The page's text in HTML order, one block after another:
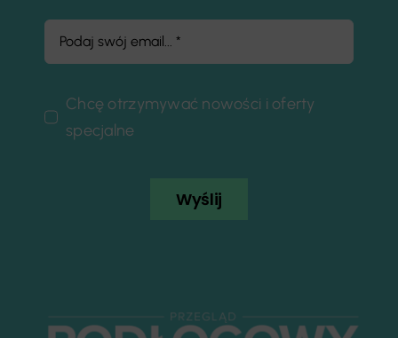
Chcę otrzymywać nowości i oferty
specjalne
Wyślij